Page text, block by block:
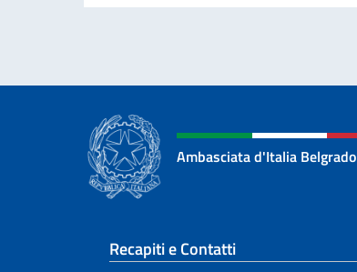
Ambasciata d'Italia Belgrado
Sezione footer
Recapiti e Contatti